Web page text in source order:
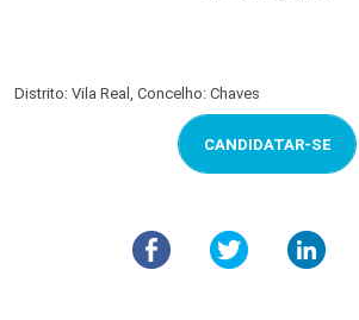
Distrito: Vila Real, Concelho: Chaves
CANDIDATAR-SE